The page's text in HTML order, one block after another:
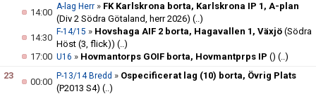
14:00
A-lag Herr » FK Karlskrona borta, Karlskrona IP 1, A-plan
(Div 2 Södra Götaland, herr 2026) (..)
14:30
F-14/15 » Hovshaga AIF 2 borta, Hagavallen 1, Växjö (Södra
Höst (3, flick)) (..)
17:00 U16 » Hovmantorps GOIF borta, Hovmantprps IP () (..)
23
00:00
P-13/14 Bredd » Ospecificerat lag (10) borta, Övrig Plats
(P2013 S4) (..)